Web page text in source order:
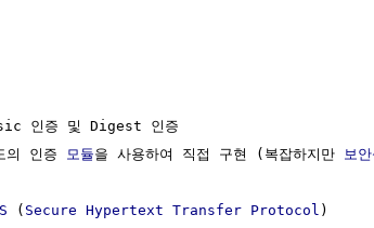
인증 및 Digest 인증
의 인증
모듈을 사용하여 직접 구현 (복잡하지만 보안
( Secure Hypertext Transfer Protocol )